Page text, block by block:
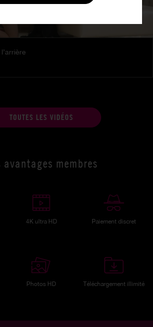
TOUTES LES VIDÉOS
avantages membres
4K ultra HD Paiement discret
Photos HD Téléchargement illimité